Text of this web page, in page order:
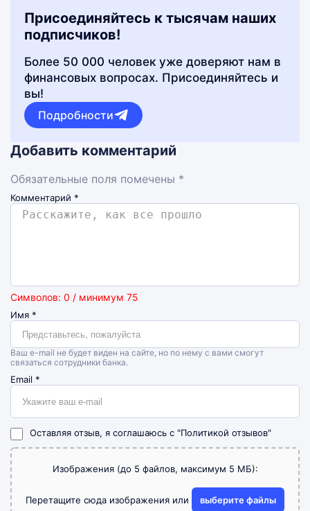
Присоединяйтесь к тысячам наших
подписчиков!
Более 50 000 человек уже доверяют нам в
финансовых вопросах. Присоединяйтесь и
вы!
Подробности
Добавить комментарий
Обязательные поля помечены *
Комментарий *
Символов: 0 / минимум 75
Имя *
Ваш e-mail не будет виден на сайте, но по нему с вами смогут
связаться сотрудники банка.
Email *
Оставляя отзыв, я соглашаюсь с "Политикой отзывов"
Изображения (до 5 файлов, максимум 5 МБ):
Перетащите сюда изображения или выберите файлы